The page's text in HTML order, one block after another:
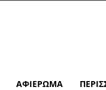
ΑΦΙΈΡΩΜΑ